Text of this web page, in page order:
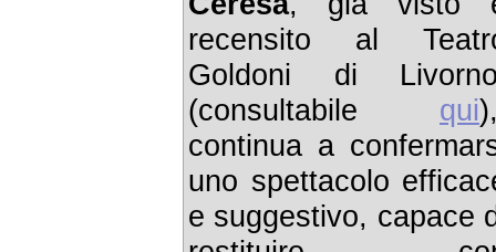
recensito al
Goldoni di
(consultabile qui
continua a
uno spettacolo
e suggestivo, capace